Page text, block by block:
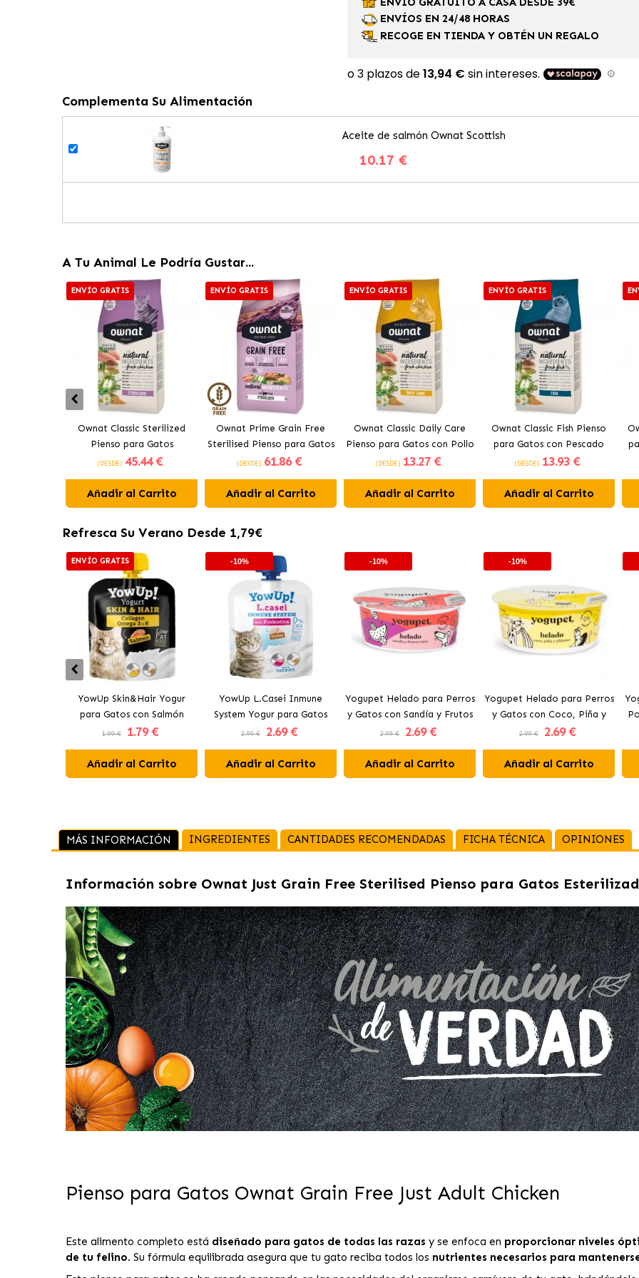
ENVÍOS EN 24/48 HORAS
RECOGE EN TIENDA Y OBTÉN UN REGALO
Complementa Su Alimentación
Aceite de salmón Ownat Scottish
10.17 €
A Tu Animal Le Podría Gustar...
ENVÍO GRATIS
Ownat Classic Sterilized
Pienso para Gatos
Esterilizados
(DESDE) 45.44 €
Añadir al Carrito
ENVÍO GRATIS
Ownat Prime Grain Free
Sterilised Pienso para Gatos
Esterilizados
(DESDE) 61.86 €
Añadir al Carrito
ENVÍO GRATIS
Ownat Classic Daily Care
Pienso para Gatos con Pollo
(DESDE) 13.27 €
Añadir al Carrito
ENVÍO GRATIS
Ownat Classic Fish Pienso
para Gatos con Pescado
(DESDE) 13.93 €
Añadir al Carrito
Refresca Su Verano Desde 1,79€
ENVÍO GRATIS
YowUp Skin&Hair Yogur
para Gatos con Salmón
1.99 € 1.79 €
Añadir al Carrito
-10%
YowUp L.Casei Inmune
System Yogur para Gatos
con Pavo
2.99 € 2.69 €
Añadir al Carrito
-10%
Yogupet Helado para Perros
y Gatos con Sandía y Frutos
Rojos
2.99 € 2.69 €
Añadir al Carrito
-10%
Yogupet Helado para Perros
y Gatos con Coco, Piña y
Plátano
2.99 € 2.69 €
Añadir al Carrito
MÁS INFORMACIÓN INGREDIENTES CANTIDADES RECOMENDADAS FICHA TÉCNICA OPINIONES
Información sobre Ownat Just Grain Free Sterilised Pienso para Gatos
Pienso para Gatos Ownat Grain Free Just Adult Chicken
Este alimento completo está diseñado para gatos de todas las razas y se enfoca en proporcionar niveles
de tu felino. Su fórmula equilibrada asegura que tu gato reciba todos los nutrientes necesarios para